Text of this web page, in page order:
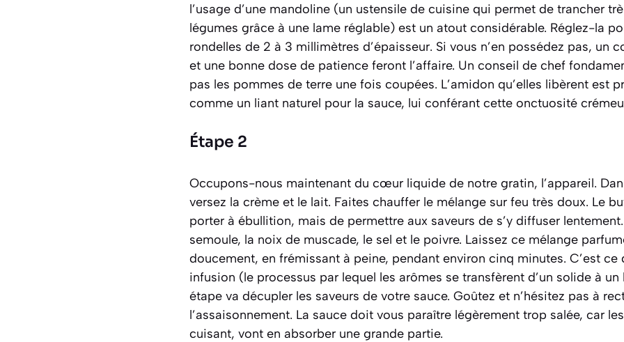
l’usage d’une mandoline (un ustensile de cuisine qui permet de trancher
légumes grâce à une lame réglable) est un atout considérable. Réglez-la
rondelles de 2 à 3 millimètres d’épaisseur. Si vous n’en possédez pas, un
et une bonne dose de patience feront l’affaire. Un conseil de chef
pas les pommes de terre une fois coupées. L’amidon qu’elles libèrent est
comme un liant naturel pour la sauce, lui conférant cette onctuosité
Étape 2
Occupons-nous maintenant du cœur liquide de notre gratin, l’appareil.
versez la crème et le lait. Faites chauffer le mélange sur feu très doux. Le
porter à ébullition, mais de permettre aux saveurs de s’y diffuser
semoule, la noix de muscade, le sel et le poivre. Laissez ce mélange
doucement, en frémissant à peine, pendant environ cinq minutes. C’est ce
infusion (le processus par lequel les arômes se transfèrent d’un solide à
étape va décupler les saveurs de votre sauce. Goûtez et n’hésitez pas à
l’assaisonnement. La sauce doit vous paraître légèrement trop salée, car
cuisant, vont en absorber une grande partie.